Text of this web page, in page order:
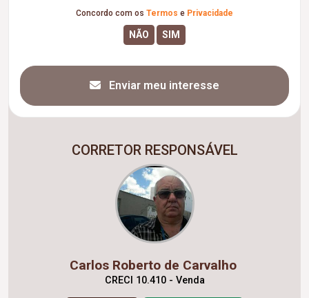
Concordo com os Termos e Privacidade
Enviar meu interesse
CORRETOR RESPONSÁVEL
Carlos Roberto de Carvalho
CRECI 10.410 - Venda